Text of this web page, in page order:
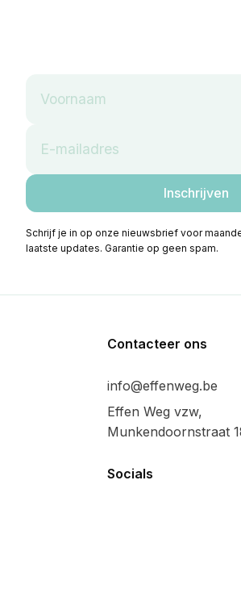
Schrijf je in op onze nieuwsbrief voor
laatste updates. Garantie op geen spam.
Contacteer ons
info@effenweg.be
Effen Weg vzw,
Munkendoornstraat
Socials